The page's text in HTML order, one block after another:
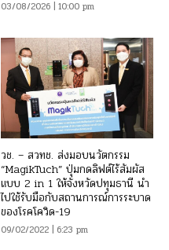
03/08/2026 | 10:00 pm
วช. – สวทช. ส่งมอบนวัตกรรม
“MagikTuch” ปุ่มกดลิฟต์ไร้สัมผัส
แบบ 2 in 1 ให้จังหวัดปทุมธานี นำ
ไปใช้รับมือกับสถานการณ์การระบาด
ของโรคโควิด-19
09/02/2022 | 6:23 pm